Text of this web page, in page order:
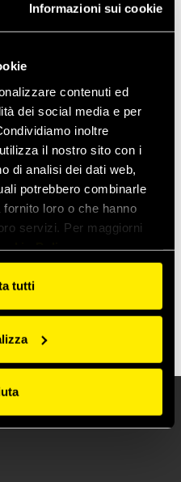
Informazioni sui cookie
contenuti ed
dei social media e per
inoltre
il nostro sito con i
di analisi dei dati web,
potrebbero combinarle
loro o che hanno
servizi. Per maggiorni
tutti
compatte